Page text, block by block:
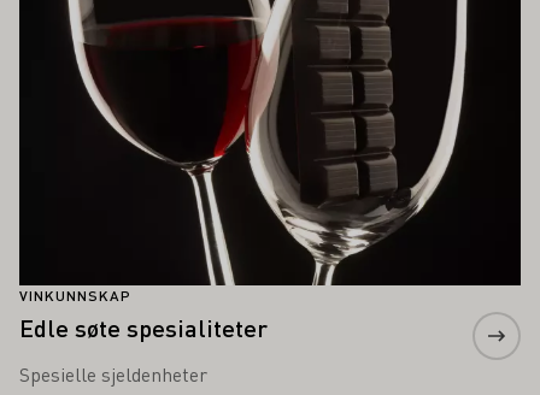
VINKUNNSKAP
Edle søte spesialiteter
Spesielle sjeldenheter